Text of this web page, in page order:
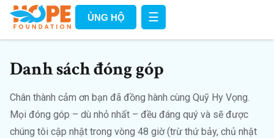
ỦNG HỘ ☰
Danh sách đóng góp
Chân thành cảm ơn bạn đã đồng hành cùng Quỹ Hy Vọng.
Mọi đóng góp – dù nhỏ nhất – đều đáng quý và sẽ được
chúng tôi cập nhật trong vòng 48 giờ (trừ thứ bảy, chủ nhật